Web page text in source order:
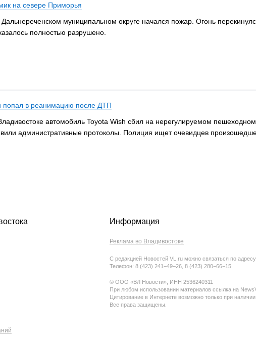
на севере Приморья
муниципальном округе начался пожар. Огонь
полностью разрушено.
попал в реанимацию после ДТП
автомобиль Toyota Wish сбил на нерегулируемом
административные протоколы. Полиция ищет очевидцев
Информация
Реклама во Владивостоке
С редакцией Новостей VL.ru можно связаться по
Телефон: 8 (423) 241−49−26, 8 (423) 280−66−15
© ООО «ВЛ Новости», ИНН 2536240311
При любом использовании материалов ссылка на
Цитирование в Интернете возможно только при
Все права защищены.